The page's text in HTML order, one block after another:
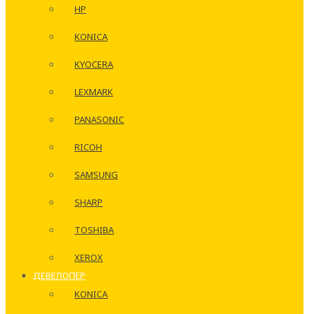
HP
KONICA
KYOCERA
LEXMARK
PANASONIC
RICOH
SAMSUNG
SHARP
TOSHIBA
XEROX
ДЕВЕЛОПЕР
KONICA